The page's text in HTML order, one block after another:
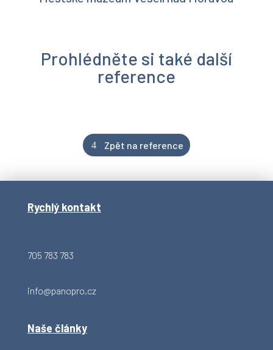
Prohlédněte si také další
reference
Zpět na reference
Rychlý kontakt
705 783 783
info@panopro.cz
Naše články